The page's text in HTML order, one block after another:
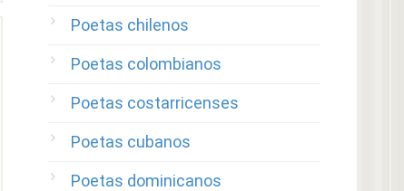
Poetas chilenos
Poetas colombianos
Poetas costarricenses
Poetas cubanos
Poetas dominicanos